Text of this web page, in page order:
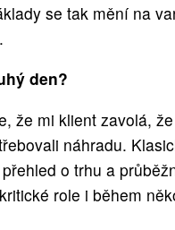
se tak mění na
den?
že mi klient zavolá,
náhradu.
o trhu a
role i během